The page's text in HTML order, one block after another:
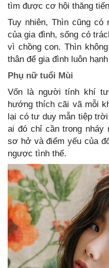
tìm được cơ hội thăng
Tuy nhiên, Thìn cũng
của gia đình, sống có
vì chồng con. Thìn
thân để gia đình luôn
Phụ nữ tuổi Mùi
Vốn là người tính khí
hướng thích cãi vã mỗi
lại có tư duy mẫn tiệp
ai đó chỉ cần trong nháy
sơ hở và điểm yếu của
ngược tình thế.